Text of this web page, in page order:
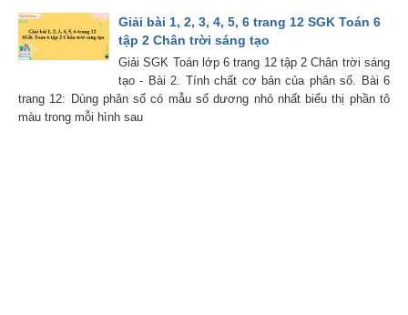
Giải bài 1, 2, 3, 4, 5, 6 trang 12 SGK Toán 6
tập 2 Chân trời sáng tạo
Giải SGK Toán lớp 6 trang 12 tập 2 Chân trời sáng
tạo - Bài 2. Tính chất cơ bản của phân số. Bài 6
trang 12: Dùng phân số có mẫu số dương nhỏ nhất biểu thị phần tô
màu trong mỗi hình sau